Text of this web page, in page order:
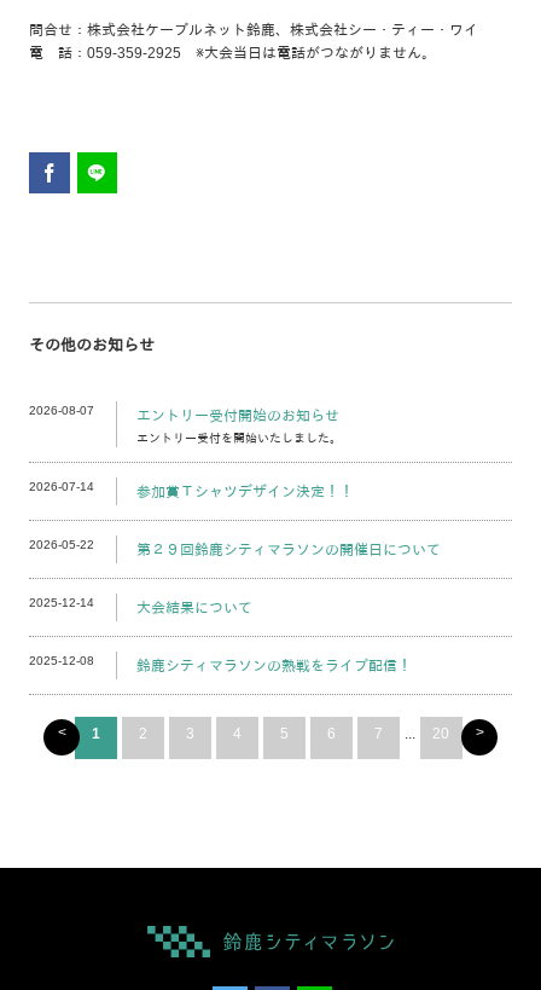
問合せ：株式会社ケーブルネット鈴鹿、株式会社シー・ティー・ワイ
電 話：059-359-2925 ※大会当日は電話がつながりません。
その他のお知らせ
2026-08-07 エントリー受付開始のお知らせ
エントリー受付を開始いたしました。
2026-07-14 参加賞Ｔシャツデザイン決定！！
2026-05-22 第２９回鈴鹿シティマラソンの開催日について
2025-12-14 大会結果について
2025-12-08 鈴鹿シティマラソンの熱戦をライブ配信！
< 1 2 3 4 5 6 7 ... 20 >